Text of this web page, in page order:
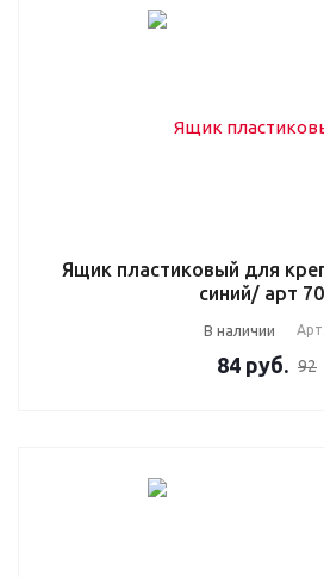
Ящик пластиковый для
синий/ арт
В наличии Арт.
84 руб. 92